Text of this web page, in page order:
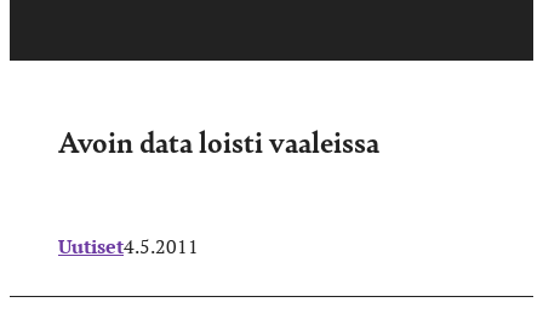
Avoin data loisti vaaleissa
Uutiset4.5.2011